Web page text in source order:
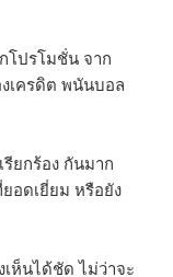
โปรโมชั่น จาก
เครดิต พนันบอล
ยกร้อง กันมาก
อดเยี่ยม หรือยัง
ห็นได้ชัด ไม่ว่าจะ